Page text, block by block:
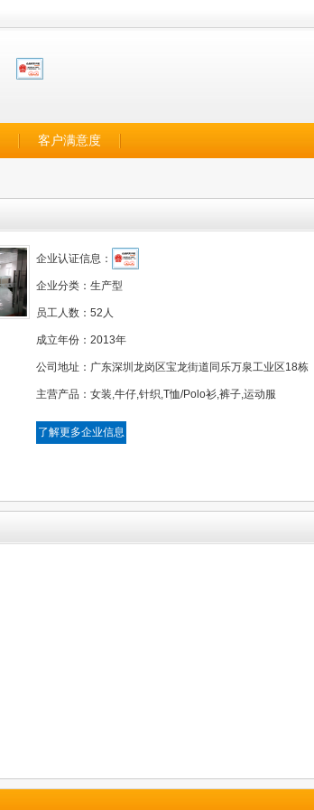
客户满意度
企业认证信息：
企业分类： 生产型
员工人数： 52人
成立年份： 2013年
公司地址： 广东深圳龙岗区宝龙街道同乐万泉工业区18栋
主营产品： 女装,牛仔,针织,T恤/Polo衫,裤子,运动服
了解更多企业信息